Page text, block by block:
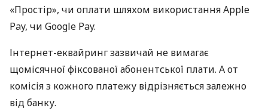
«Простір», чи оплати шляхом використання Apple
Pay, чи Google Pay.
Інтернет-еквайринг зазвичай не вимагає
щомісячної фіксованої абонентської плати. А от
комісія з кожного платежу відрізняється залежно
від банку.